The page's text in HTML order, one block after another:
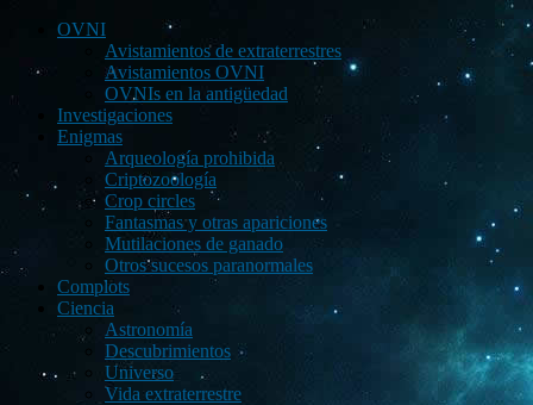
OVNI
Avistamientos de extraterrestres
Avistamientos OVNI
OVNIs en la antigüedad
Investigaciones
Enigmas
Arqueología prohibida
Criptozoología
Crop circles
Fantasmas y otras apariciones
Mutilaciones de ganado
Otros sucesos paranormales
Complots
Ciencia
Astronomía
Descubrimientos
Universo
Vida extraterrestre